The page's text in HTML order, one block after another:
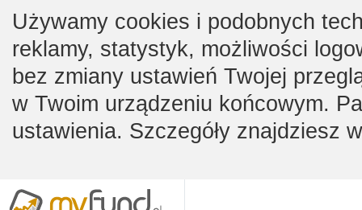
Używamy cookies i podobnych
reklamy, statystyk, możliwości
bez zmiany ustawień Twojej
w Twoim urządzeniu końcowym.
ustawienia. Szczegóły znajdziesz